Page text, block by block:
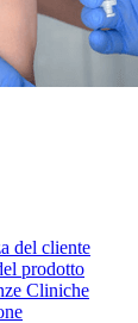
del cliente
prodotto
Cliniche